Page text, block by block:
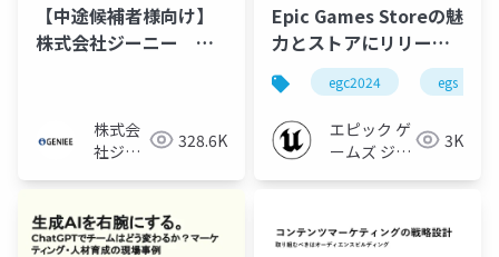
【中途候補者様向け】
株式会社ジーニー 会
株式会
社ジー
328.6K
Epic Games Storeの魅
力とストアにリリース
に向けてのベストプラ
クティス | EGC2024
(William Bernard)
egc2024 egs
エピック ゲ
ームズ ジャ
3K